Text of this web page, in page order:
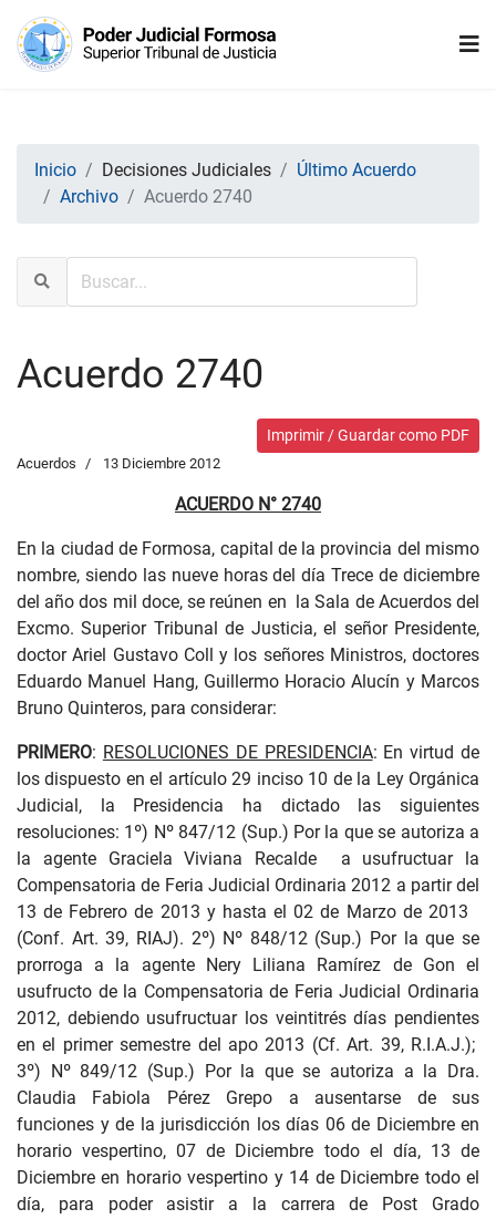
Inicio Decisiones Judiciales
Último Acuerdo
Archivo
Acuerdo 2740
Acuerdo 2740
Imprimir / Guardar como PDF
Acuerdos 13 Diciembre 2012
ACUERDO N° 2740
En la ciudad de Formosa, capital de la provincia del mismo
nombre, siendo las nueve horas del día Trece de diciembre
del año dos mil doce, se reúnen en la Sala de Acuerdos del
Excmo. Superior Tribunal de Justicia, el señor Presidente,
doctor Ariel Gustavo Coll y los señores Ministros, doctores
Eduardo Manuel Hang, Guillermo Horacio Alucín y Marcos
Bruno Quinteros, para considerar:
PRIMERO: RESOLUCIONES DE PRESIDENCIA: En virtud de
los dispuesto en el artículo 29 inciso 10 de la Ley Orgánica
Judicial, la Presidencia ha dictado las siguientes
resoluciones: 1º) Nº 847/12 (Sup.) Por la que se autoriza a
la agente Graciela Viviana Recalde a usufructuar la
Compensatoria de Feria Judicial Ordinaria 2012 a partir del
13 de Febrero de 2013 y hasta el 02 de Marzo de 2013
(Conf. Art. 39, RIAJ). 2º) Nº 848/12 (Sup.) Por la que se
prorroga a la agente Nery Liliana Ramírez de Gon el
usufructo de la Compensatoria de Feria Judicial Ordinaria
2012, debiendo usufructuar los veintitrés días pendientes
en el primer semestre del apo 2013 (Cf. Art. 39, R.I.A.J.);
3º) Nº 849/12 (Sup.) Por la que se autoriza a la Dra.
Claudia Fabiola Pérez Grepo a ausentarse de sus
funciones y de la jurisdicción los días 06 de Diciembre en
horario vespertino, 07 de Diciembre todo el día, 13 de
Diciembre en horario vespertino y 14 de Diciembre todo el
día, para poder asistir a la carrera de Post Grado